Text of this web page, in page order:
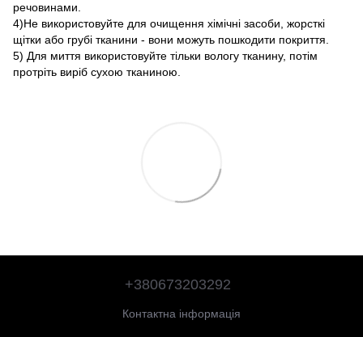
речовинами.
4)Не використовуйте для очищення хімічні засоби, жорсткі
щітки або грубі тканини - вони можуть пошкодити покриття.
5) Для миття використовуйте тільки вологу тканину, потім
протріть виріб сухою тканиною.
+380673203292
Контактна інформація